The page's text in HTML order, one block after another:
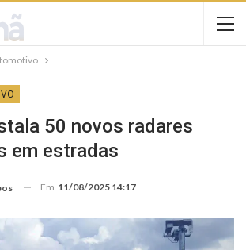
50 novos radares
em estradas
Em 11/08/2025 14:17